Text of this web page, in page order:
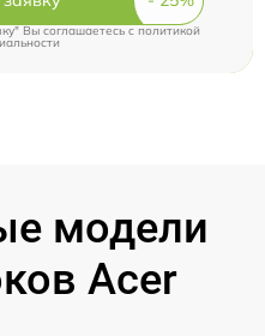
Вы соглашаетесь cполитикой
модели
Acer